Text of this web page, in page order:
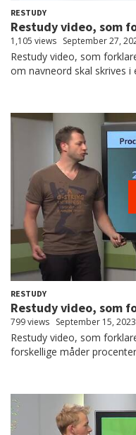
RESTUDY
Restudy video, som
1,105 views September 27,
Restudy video, som
om navneord skal skrives i
RESTUDY
Restudy video, som
799 views September 15, 2023
Restudy video, som
forskellige måder